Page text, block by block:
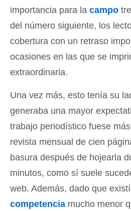
importancia para la campo
del número siguiente, los
cobertura con un retraso
ocasiones en las que se
extraordinaria.
Una vez más, esto tenía su
generaba una mayor
trabajo periodístico fuese
revista mensual de cien
basura después de hojearla
minutos, como sí suele
web. Además, dado que
competencia mucho menor